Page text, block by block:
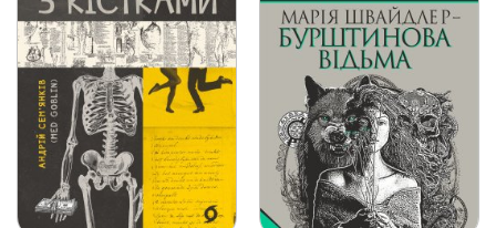
Подарункові сертифікати
(1)
ВИДАВНИЦТВА
АВТОРИ